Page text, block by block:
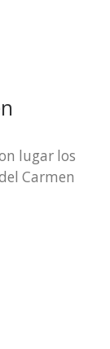
lugar los
Carmen